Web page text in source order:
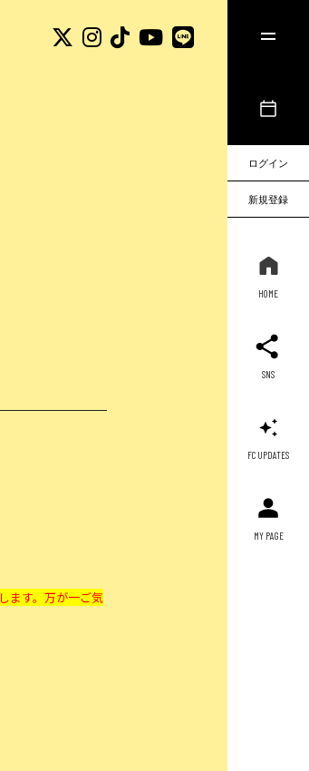
ログイン
新規登録
HOME
SNS
FC UPDATES
MY PAGE
ます。万が一ご気